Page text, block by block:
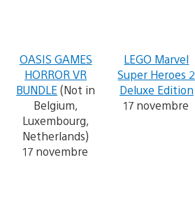
OASIS GAMES
HORROR VR
BUNDLE (Not in
Belgium,
Luxembourg,
Netherlands)
17 novembre
LEGO Marvel
Super Heroes 2
Deluxe Edition
17 novembre